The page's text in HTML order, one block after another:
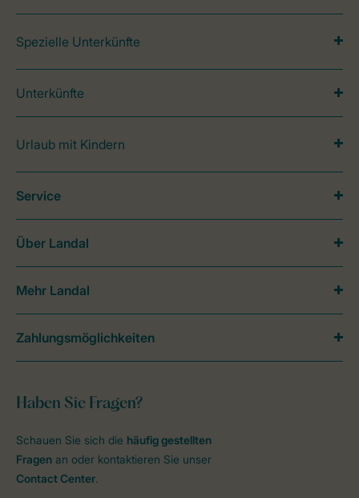
Spezielle Unterkünfte
Unterkünfte
Urlaub mit Kindern
Haben Sie Fragen?
Schauen Sie sich die häufig gestellten
Fragen an oder kontaktieren Sie unser
Contact Center.
Service
Über Landal
Mehr Landal
Zahlungsmöglichkeiten